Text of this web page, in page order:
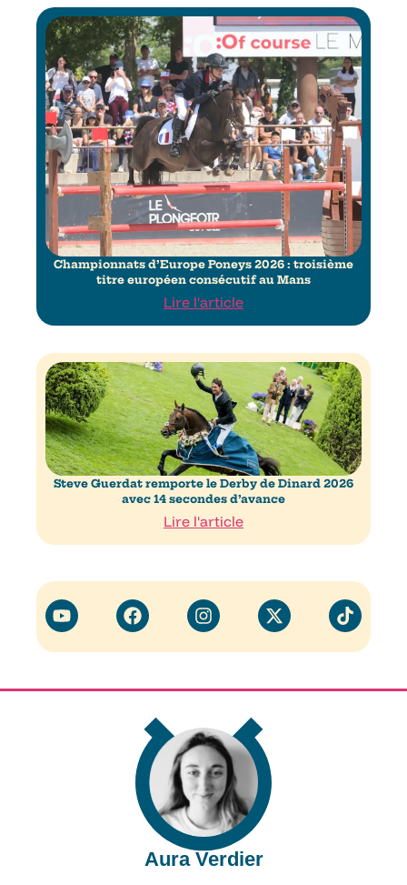
Championnats d’Europe Poneys 2026 : troisième
titre européen consécutif au Mans
Lire l'article
Steve Guerdat remporte le Derby de Dinard 2026
avec 14 secondes d’avance
Lire l'article
Aura Verdier